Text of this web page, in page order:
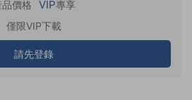
品價格 VIP專享
僅限VIP下載
請先登錄